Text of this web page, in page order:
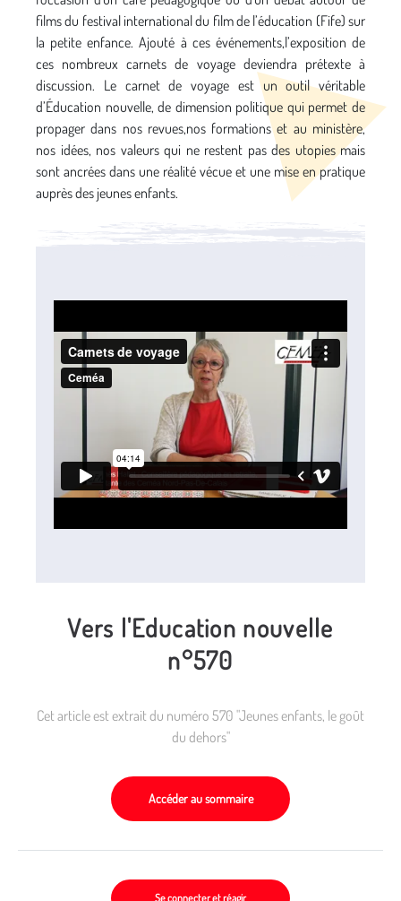
films du festival international du film de l’éducation (Fife) sur
la petite enfance. Ajouté à ces événements,l’exposition de
ces nombreux carnets de voyage deviendra prétexte à
discussion. Le carnet de voyage est un outil véritable
d’Éducation nouvelle, de dimension politique qui permet de
propager dans nos revues,nos formations et au ministère,
nos idées, nos valeurs qui ne restent pas des utopies mais
sont ancrées dans une réalité vécue et une mise en pratique
auprès des jeunes enfants.
Vers l'Education nouvelle
n°570
Cet article est extrait du numéro 570 "Jeunes enfants, le goût
du dehors"
Accéder au sommaire
Se connecter et réagir